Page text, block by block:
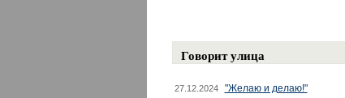
Говорит улица
27.12.2024 "Желаю и делаю!"